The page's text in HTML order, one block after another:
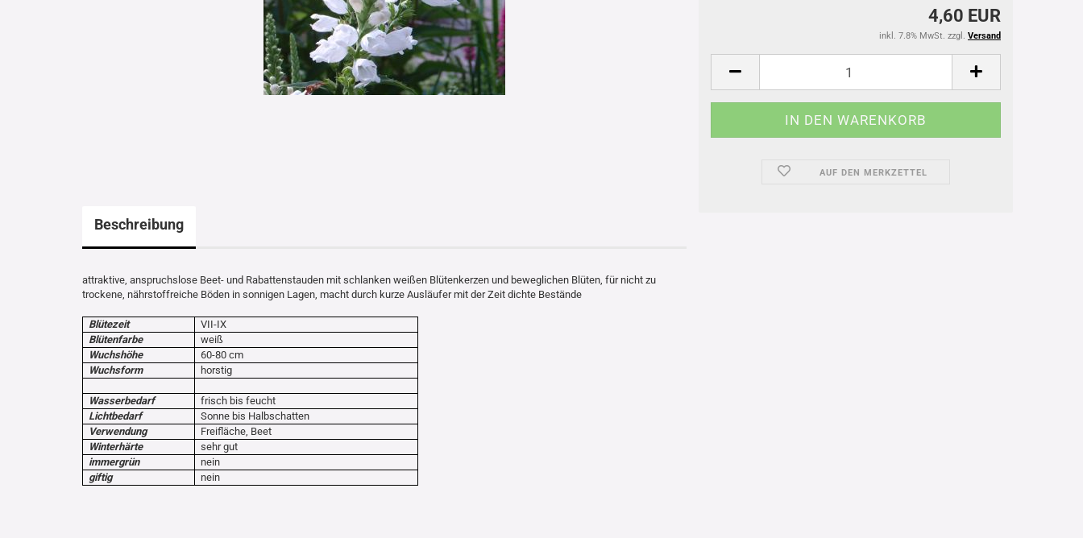
4,60 EUR
inkl. 7.8% MwSt. zzgl. Versand
AUF DEN MERKZETTEL
Beschreibung
attraktive, anspruchslose Beet- und Rabattenstauden mit schlanken weißen Blütenkerzen und beweglichen Blüten, für nicht zu
trockene, nährstoffreiche Böden in sonnigen Lagen, macht durch kurze Ausläufer mit der Zeit dichte Bestände
Blütezeit
VII-IX
Blütenfarbe
weiß
Wuchshöhe
60-80 cm
Wuchsform
horstig
Wasserbedarf
frisch bis feucht
Lichtbedarf
Sonne bis Halbschatten
Verwendung
Freifläche, Beet
Winterhärte
sehr gut
immergrün
nein
giftig
nein